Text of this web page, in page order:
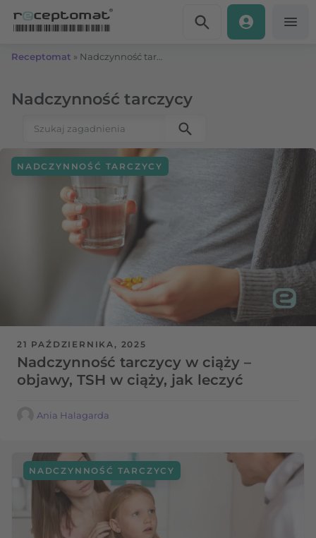
Receptomat »
Nadczynność tarczycy
Szukaj:
21 PAŹDZIERNIKA, 2025
Nadczynność tarczycy w ciąży –
objawy, TSH w ciąży, jak leczyć
NADCZYNNOŚĆ TARCZYCY
Ania Halagarda
NADCZYNNOŚĆ TARCZYCY